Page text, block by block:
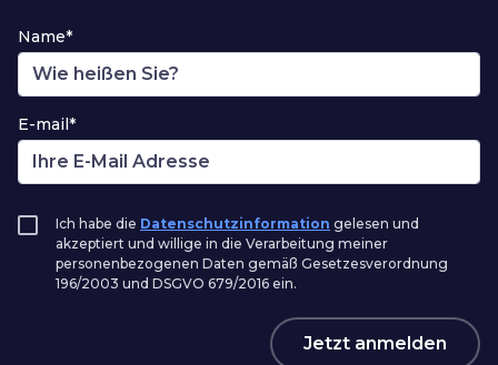
Name*
E-mail*
Ich habe die Datenschutzinformation gelesen und
akzeptiert und willige in die Verarbeitung meiner
personenbezogenen Daten gemäß Gesetzesverordnung
196/2003 und DSGVO 679/2016 ein.
Jetzt anmelden